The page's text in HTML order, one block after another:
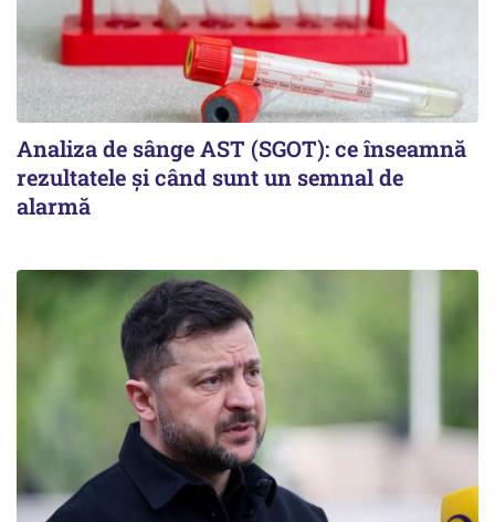
Analiza de sânge AST (SGOT): ce înseamnă
rezultatele și când sunt un semnal de
alarmă